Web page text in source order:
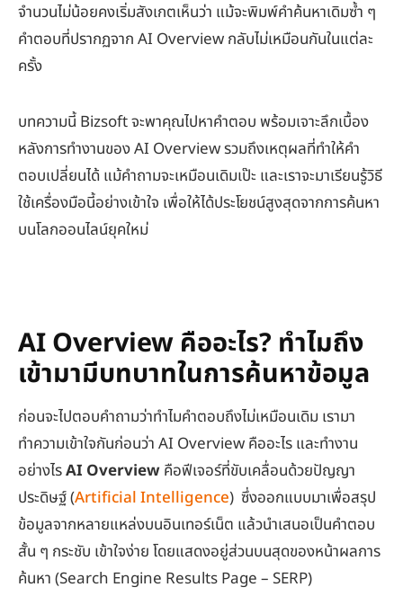
จำนวนไม่น้อยคงเริ่มสังเกตเห็นว่า แม้จะพิมพ์คำค้นหาเดิมซ้ำ ๆ
คำตอบที่ปรากฏจาก AI Overview กลับไม่เหมือนกันในแต่ละ
ครั้ง
บทความนี้ Bizsoft จะพาคุณไปหาคำตอบ พร้อมเจาะลึกเบื้อง
หลังการทำงานของ AI Overview รวมถึงเหตุผลที่ทำให้คำ
ตอบเปลี่ยนได้ แม้คำถามจะเหมือนเดิมเป๊ะ และเราจะมาเรียนรู้วิธี
ใช้เครื่องมือนี้อย่างเข้าใจ เพื่อให้ได้ประโยชน์สูงสุดจากการค้นหา
บนโลกออนไลน์ยุคใหม่
AI Overview คืออะไร? ทำไมถึง
เข้ามามีบทบาทในการค้นหาข้อมูล
ก่อนจะไปตอบคำถามว่าทำไมคำตอบถึงไม่เหมือนเดิม เรามา
ทำความเข้าใจกันก่อนว่า AI Overview คืออะไร และทำงาน
อย่างไรAI Overviewคือฟีเจอร์ที่ขับเคลื่อนด้วยปัญญา
ประดิษฐ์ (Artificial Intelligence) ซึ่งออกแบบมาเพื่อสรุป
ข้อมูลจากหลายแหล่งบนอินเทอร์เน็ต แล้วนำเสนอเป็นคำตอบ
สั้น ๆ กระชับ เข้าใจง่าย โดยแสดงอยู่ส่วนบนสุดของหน้าผลการ
ค้นหา (Search Engine Results Page – SERP)